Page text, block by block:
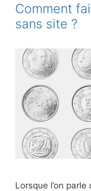
Comment
sans site ?
Lorsque l’on